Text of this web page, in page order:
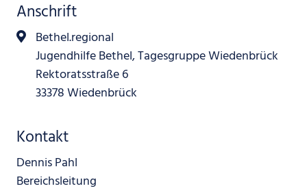
Anschrift
Bethel.regional
Jugendhilfe Bethel, Tagesgruppe Wiedenbrück
Rektoratsstraße 6
33378 Wiedenbrück
Kontakt
Dennis Pahl
Bereichsleitung